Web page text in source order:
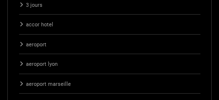
3 jours
accor hotel
aeroport
aeroport lyon
aeroport marseille